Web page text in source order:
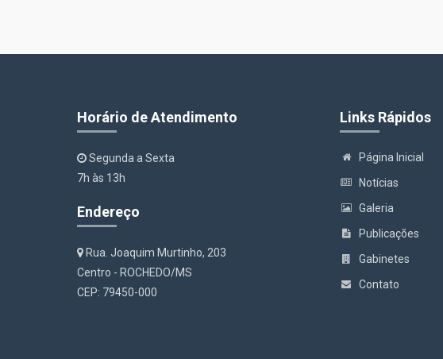
Horário de Atendimento
Segunda a Sexta
7h às 13h
Endereço
Rua. Joaquim Murtinho, 203
Centro - ROCHEDO/MS
CEP: 79450-000
Links Rápidos
Página Inicial
Notícias
Galeria
Publicações
Gabinetes
Contato